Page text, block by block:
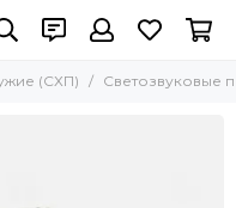
(СХП) Светозвуковые